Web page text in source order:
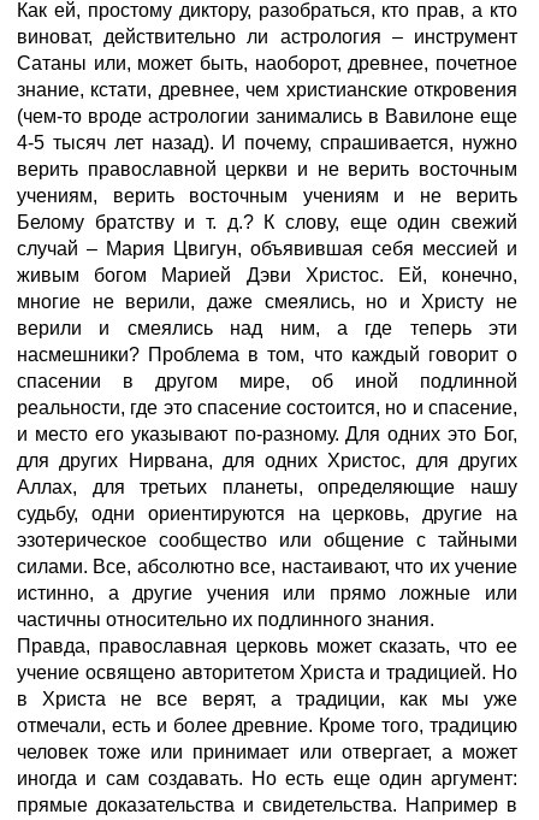
Как ей, простому диктору, разобраться, кто прав, а кто
виноват, действительно ли астрология – инструмент
Сатаны или, может быть, наоборот, древнее, почетное
знание, кстати, древнее, чем христианские откровения
(чем-то вроде астрологии занимались в Вавилоне еще
4-5 тысяч лет назад). И почему, спрашивается, нужно
верить православной церкви и не верить восточным
учениям, верить восточным учениям и не верить
Белому братству и т. д.? К слову, еще один свежий
случай – Мария Цвигун, объявившая себя мессией и
живым богом Марией Дэви Христос. Ей, конечно,
многие не верили, даже смеялись, но и Христу не
верили и смеялись над ним, а где теперь эти
насмешники? Проблема в том, что каждый говорит о
спасении в другом мире, об иной подлинной
реальности, где это спасение состоится, но и спасение,
и место его указывают по-разному. Для одних это Бог,
для других Нирвана, для одних Христос, для других
Аллах, для третьих планеты, определяющие нашу
судьбу, одни ориентируются на церковь, другие на
эзотерическое сообщество или общение с тайными
силами. Все, абсолютно все, настаивают, что их учение
истинно, а другие учения или прямо ложные или
частичны относительно их подлинного знания.
Правда, православная церковь может сказать, что ее
учение освящено авторитетом Христа и традицией. Но
в Христа не все верят, а традиции, как мы уже
отмечали, есть и более древние. Кроме того, традицию
человек тоже или принимает или отвергает, а может
иногда и сам создавать. Но есть еще один аргумент:
прямые доказательства и свидетельства. Например в